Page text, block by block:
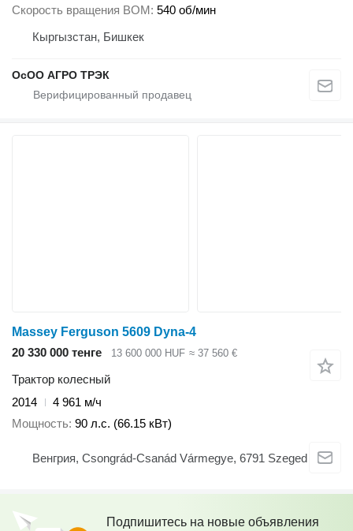
Скорость вращения ВОМ 540 об/мин
Кыргызстан, Бишкек
ОсОО АГРО ТРЭК
Massey Ferguson 5609 Dyna-4
20 330 000 тенге
13 600 000 HUF ≈ 37 560 €
Трактор колесный
2014
4 961 м/ч
Мощность 90 л.с. (66.15 кВт)
Венгрия, Csongrád-Csanád Vármegye, 6791 Szeged
Подпишитесь на новые объявления